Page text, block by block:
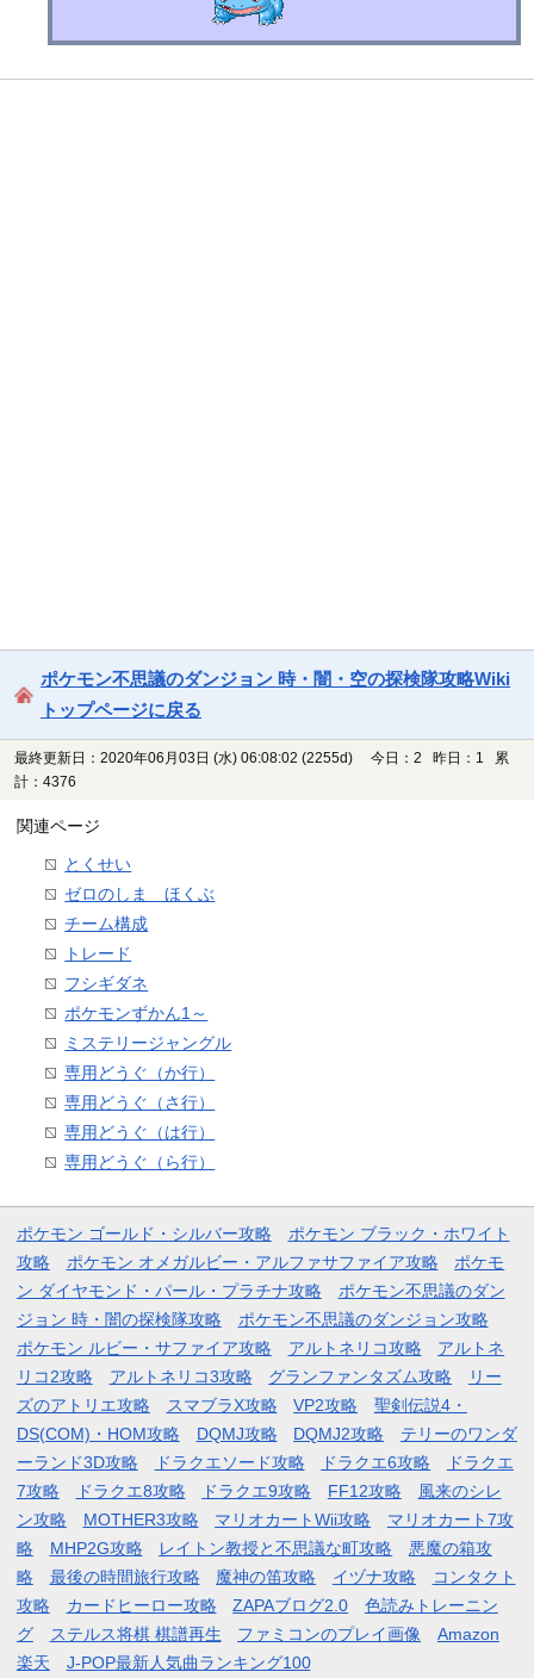
ポケモン不思議のダンジョン 時・闇・空の探検隊攻略Wiki
トップページに戻る
最終更新日：2020年06月03日 (水) 06:08:02 (2255d)
今日：2 昨日：1 累
計：4376
関連ページ
とくせい
ゼロのしま ほくぶ
チーム構成
トレード
フシギダネ
ポケモンずかん1～
ミステリージャングル
専用どうぐ（か行）
専用どうぐ（さ行）
専用どうぐ（は行）
専用どうぐ（ら行）
ポケモン ゴールド・シルバー攻略
ポケモン ブラック・ホワイト
攻略
ポケモン オメガルビー・アルファサファイア攻略
ポケモ
ン ダイヤモンド・パール・プラチナ攻略
ポケモン不思議のダン
ジョン 時・闇の探検隊攻略
ポケモン不思議のダンジョン攻略
ポケモン ルビー・サファイア攻略
アルトネリコ攻略
アルトネ
リコ2攻略
アルトネリコ3攻略 グランファンタズム攻略
リー
ズのアトリエ攻略
スマブラX攻略 VP2攻略
聖剣伝説4・
DS(COM)・HOM攻略
DQMJ攻略 DQMJ2攻略
テリーのワンダ
ーランド3D攻略
ドラクエソード攻略 ドラクエ6攻略
ドラクエ
7攻略
ドラクエ8攻略 ドラクエ9攻略 FF12攻略
風来のシレ
ン攻略
MOTHER3攻略 マリオカートWii攻略
マリオカート7攻
略
MHP2G攻略 レイトン教授と不思議な町攻略
悪魔の箱攻
略
最後の時間旅行攻略 魔神の笛攻略 イヅナ攻略
コンタクト
攻略
カードヒーロー攻略 ZAPAブログ2.0
色読みトレーニン
グ
ステルス将棋 棋譜再生 ファミコンのプレイ画像
Amazon
楽天
J-POP最新人気曲ランキング100